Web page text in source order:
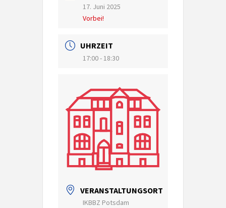
17. Juni 2025
Vorbei!
UHRZEIT
17:00 - 18:30
VERANSTALTUNGSORT
IKBBZ Potsdam